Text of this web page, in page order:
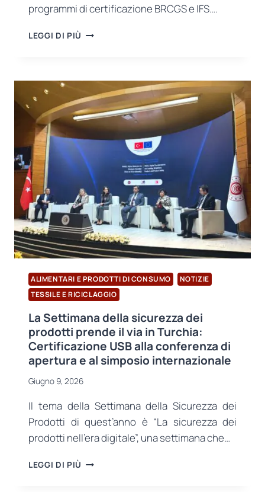
programmi di certificazione BRCGS e IFS….
LEGGI DI PIÙ USB
TÜRKAK
PER
BRCGS
E
IFS
ALIMENTARI E PRODOTTI DI CONSUMO
NOTIZIE
TESSILE E RICICLAGGIO
La Settimana della sicurezza dei
prodotti prende il via in Turchia:
Certificazione USB alla conferenza di
apertura e al simposio internazionale
Giugno 9, 2026
Il tema della Settimana della Sicurezza dei
Prodotti di quest’anno è “La sicurezza dei
prodotti nell’era digitale”, una settimana che…
LEGGI DI PIÙ